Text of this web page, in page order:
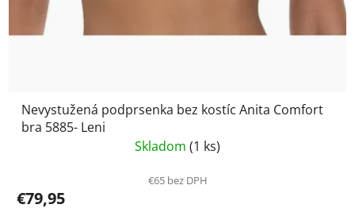
Nevystužená podprsenka bez kostíc Anita Comfort
bra 5885- Leni
Skladom (1 ks)
€65 bez DPH
€79,95